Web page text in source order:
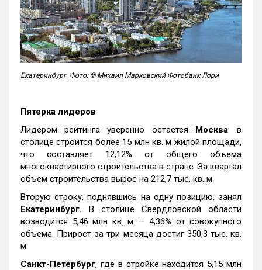
Екатеринбург. Фото: © Михаил Марковский Фотобанк Лори
Пятерка лидеров
Лидером рейтинга уверенно остается Москва: в
столице строится более 15 млн кв. м жилой площади,
что составляет 12,12% от общего объема
многоквартирного строительства в стране. За квартал
объем строительства вырос на 212,7 тыс. кв. м.
Вторую строку, поднявшись на одну позицию, занял
Екатеринбург. В столице Свердловской области
возводится 5,46 млн кв. м — 4,36% от совокупного
объема. Прирост за три месяца достиг 350,3 тыс. кв.
м.
Санкт-Петербург, где в стройке находится 5,15 млн